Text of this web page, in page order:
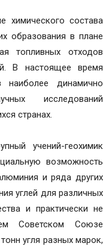
химического состава
образования в плане
топливных отходов
В настоящее время
наиболее динамично
исследований
странах.
учений-геохимик
возможность
и ряда других
углей для различных
и практически не
Советском Союзе
угля разных марок,